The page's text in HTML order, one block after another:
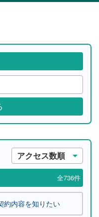
アクセス数順
全736件
約内容を知りたい